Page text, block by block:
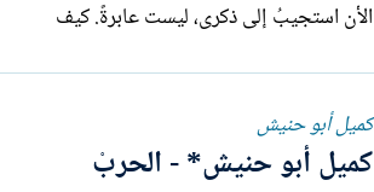
الأن استجيبُ إلى ذكرى، ليست عابرةً. كيف
الثاني لإتحاد الأدباء. كنتُ في الهيئة الإدارية.
كنت كَلفتُ نفسي، إدارةَ ما لا يدارُ. أبو...
كميل أبو حنيش
كميل أبو حنيش* - الحربْ